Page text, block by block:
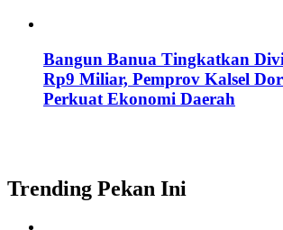
Bangun Banua Tingkatkan
Rp9 Miliar, Pemprov Kalsel
Perkuat Ekonomi Daerah
Trending Pekan Ini